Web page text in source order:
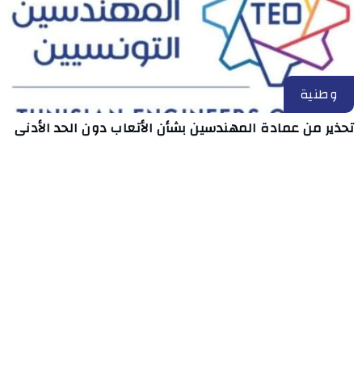
وطنية
تحذير من عمادة المهندسين بشأن الأتعاب دون الحد الأدنى